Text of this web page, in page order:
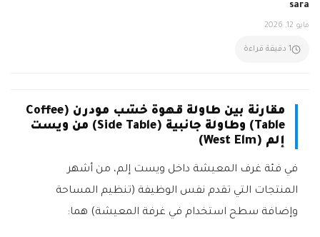
sara
مايو 12, 2026
1 دقيقة قراءة
مقارنة بين طاولة قهوة خشب مودرن (Coffee
Table) وطاولة جانبية (Side Table) من ويست
إلم (West Elm)
في فئة غرف المعيشة داخل ويست إلم، من أشهر
المنتجات التي تقدم نفس الوظيفة (تنظيم المساحة
وإضافة سطح استخدام في غرفة المعيشة) هما: